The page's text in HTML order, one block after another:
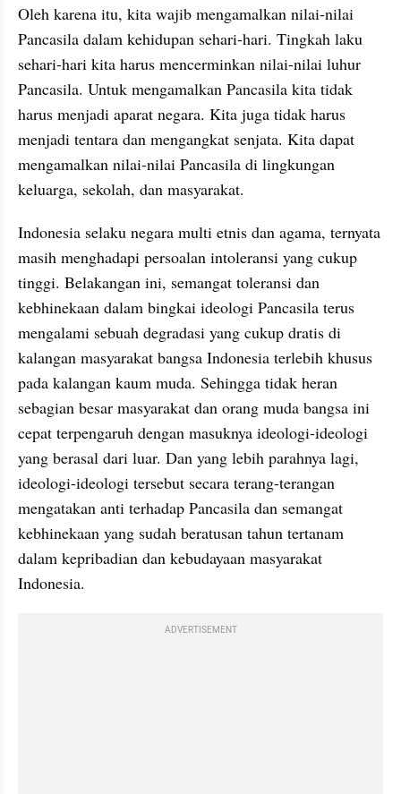
Oleh karena itu, kita wajib mengamalkan nilai-nilai
Pancasila dalam kehidupan sehari-hari. Tingkah laku
sehari-hari kita harus mencerminkan nilai-nilai luhur
Pancasila. Untuk mengamalkan Pancasila kita tidak
harus menjadi aparat negara. Kita juga tidak harus
menjadi tentara dan mengangkat senjata. Kita dapat
mengamalkan nilai-nilai Pancasila di lingkungan
keluarga, sekolah, dan masyarakat.
Indonesia selaku negara multi etnis dan agama, ternyata
masih menghadapi persoalan intoleransi yang cukup
tinggi. Belakangan ini, semangat toleransi dan
kebhinekaan dalam bingkai ideologi Pancasila terus
mengalami sebuah degradasi yang cukup dratis di
kalangan masyarakat bangsa Indonesia terlebih khusus
pada kalangan kaum muda. Sehingga tidak heran
sebagian besar masyarakat dan orang muda bangsa ini
cepat terpengaruh dengan masuknya ideologi-ideologi
yang berasal dari luar. Dan yang lebih parahnya lagi,
ideologi-ideologi tersebut secara terang-terangan
mengatakan anti terhadap Pancasila dan semangat
kebhinekaan yang sudah beratusan tahun tertanam
dalam kepribadian dan kebudayaan masyarakat
Indonesia.
ADVERTISEMENT